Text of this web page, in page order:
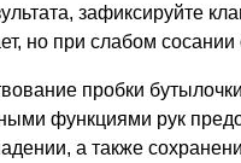
зафиксируйте
но при слабом сосании
пробки
функциями рук
а также